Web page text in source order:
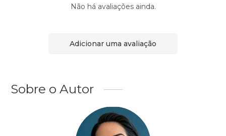
Não há avaliações ainda.
Adicionar uma avaliação
Sobre o Autor